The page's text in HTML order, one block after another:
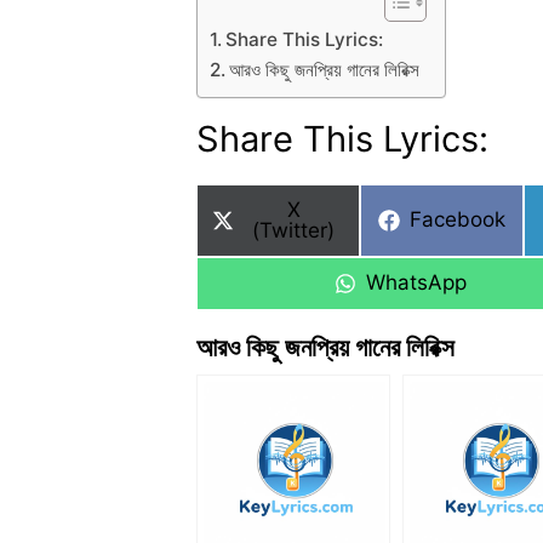
Share This Lyrics:
আরও কিছু জনপ্রিয় গানের লিরিক্স
Share This Lyrics:
Share
on
X
(Twitter)
Share
Facebook
Share
WhatsApp
আরও কিছু জনপ্রিয় গানের লিরিক্স